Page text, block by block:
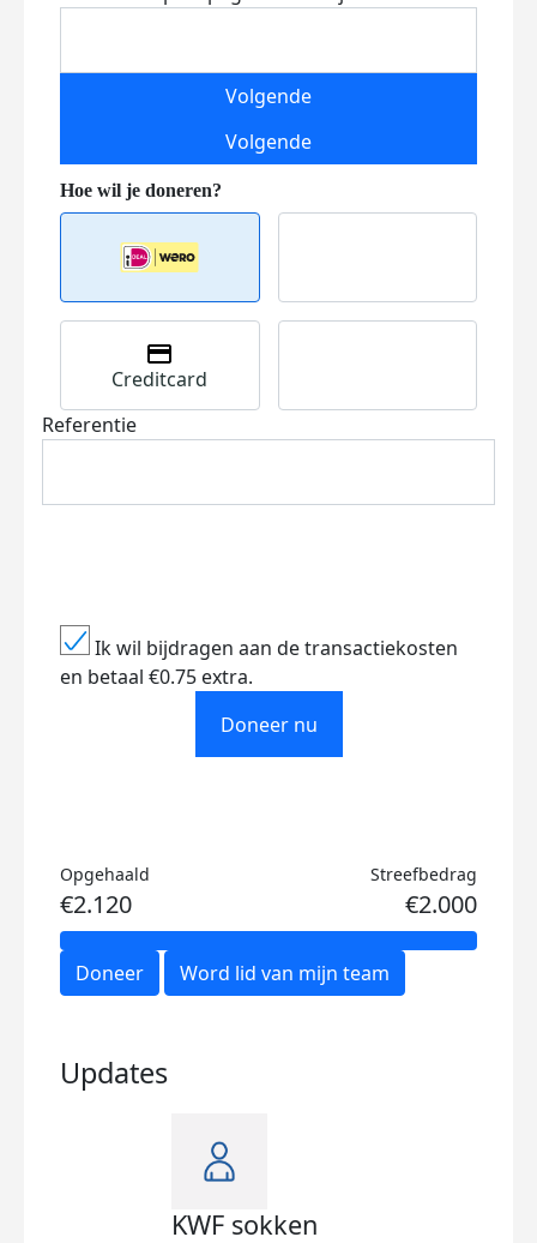
Volgende
Volgende
Creditcard
Referentie
Ik wil bijdragen aan de transactiekosten
en betaal €0.75 extra.
Doneer nu
Opgehaald
€2.120
Streefbedrag
€2.000
Doneer Word lid van mijn team
Updates
KWF sokken